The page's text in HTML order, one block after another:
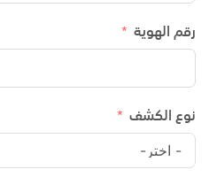
رقم الهوية
نوع الكشف